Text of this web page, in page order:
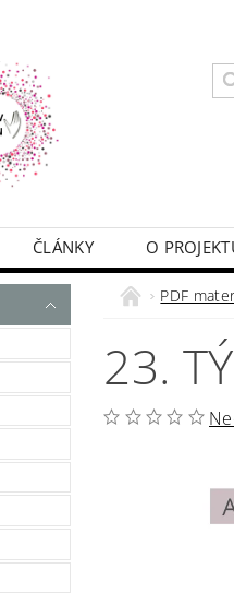
ČLÁNKY O
PDF
23.